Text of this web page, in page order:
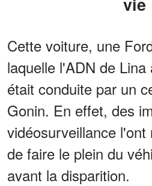
Cette voiture, une
laquelle l'ADN de
était conduite par un
Gonin. En effet, des
vidéosurveillance
de faire le plein du
avant la disparition.